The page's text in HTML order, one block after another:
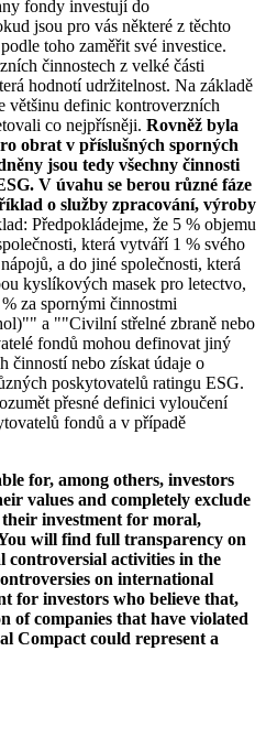
fondy investují do
jsou pro vás některé z těchto
toho zaměřit své investice.
činnostech z velké části
hodnotí udržitelnost. Na základě
většinu definic kontroverzních
co nejpřísněji. Rovněž byla
obrat v příslušných sporných
jsou tedy všechny činnosti
V úvahu se berou různé fáze
o služby zpracování, výroby
Předpokládejme, že 5 % objemu
která vytváří 1 % svého
a do jiné společnosti, která
kyslíkových masek pro letectvo,
za spornými činnostmi
a ""Civilní střelné zbraně nebo
fondů mohou definovat jiný
činností nebo získat údaje o
poskytovatelů ratingu ESG.
přesné definici vyloučení
fondů a v případě
for, among others, investors
values and completely exclude
investment for moral,
will find full transparency on
activities in the
on international
for investors who believe that,
of companies that have violated
Compact could represent a